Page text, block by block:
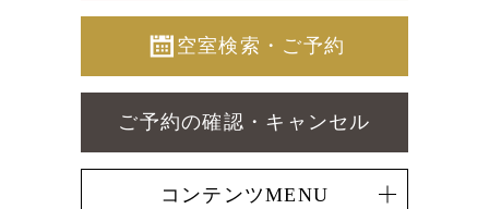
空室検索・ご予約
ご予約の確認・キャンセル
コンテンツMENU